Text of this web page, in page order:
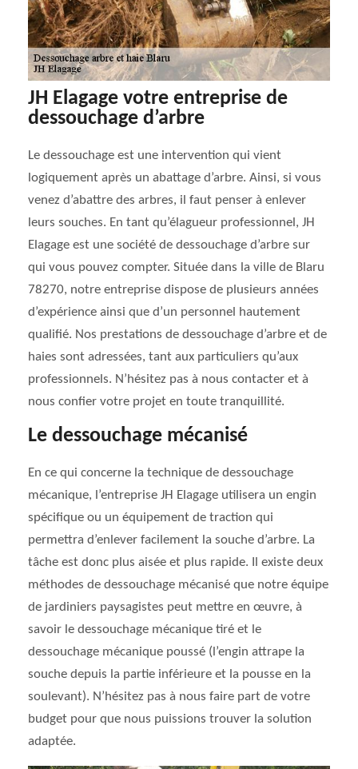
JH Elagage votre entreprise de
dessouchage d’arbre
Le dessouchage est une intervention qui vient
logiquement après un abattage d’arbre. Ainsi, si vous
venez d’abattre des arbres, il faut penser à enlever
leurs souches. En tant qu’élagueur professionnel, JH
Elagage est une société de dessouchage d’arbre sur
qui vous pouvez compter. Située dans la ville de Blaru
78270, notre entreprise dispose de plusieurs années
d’expérience ainsi que d’un personnel hautement
qualifié. Nos prestations de dessouchage d’arbre et de
haies sont adressées, tant aux particuliers qu’aux
professionnels. N’hésitez pas à nous contacter et à
nous confier votre projet en toute tranquillité.
Le dessouchage mécanisé
En ce qui concerne la technique de dessouchage
mécanique, l’entreprise JH Elagage utilisera un engin
spécifique ou un équipement de traction qui
permettra d’enlever facilement la souche d’arbre. La
tâche est donc plus aisée et plus rapide. Il existe deux
méthodes de dessouchage mécanisé que notre équipe
de jardiniers paysagistes peut mettre en œuvre, à
savoir le dessouchage mécanique tiré et le
dessouchage mécanique poussé (l’engin attrape la
souche depuis la partie inférieure et la pousse en la
soulevant). N’hésitez pas à nous faire part de votre
budget pour que nous puissions trouver la solution
adaptée.